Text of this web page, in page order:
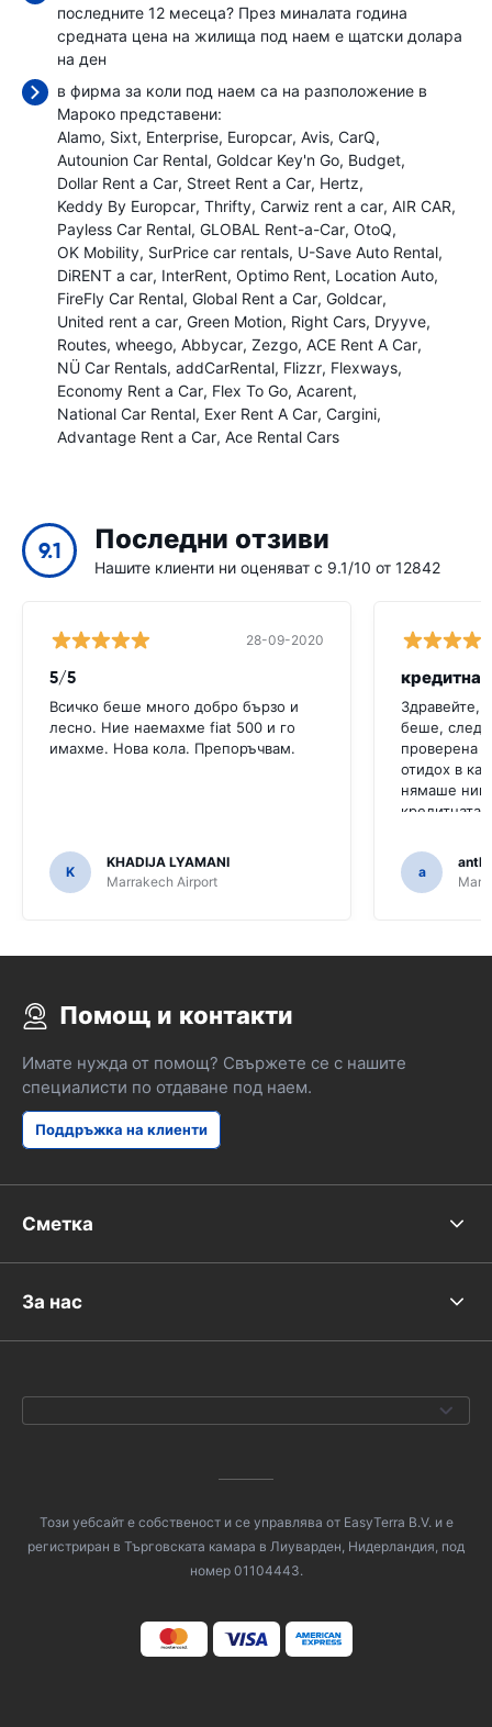
последните 12 месеца? През миналата година
средната цена на жилища под наем е щатски долара
на ден
в фирма за коли под наем са на разположение в
Мароко представени:
Alamo Sixt Enterprise Europcar Avis CarQ
Autounion Car Rental Goldcar Key'n Go Budget
Dollar Rent a Car Street Rent a Car Hertz
Keddy By Europcar Thrifty Carwiz rent a car AIR CAR
Payless Car Rental GLOBAL Rent-a-Car OtoQ
OK Mobility SurPrice car rentals U-Save Auto Rental
DiRENT a car InterRent Optimo Rent Location Auto
FireFly Car Rental Global Rent a Car Goldcar
United rent a car Green Motion Right Cars Dryyve
Routes wheego Abbycar Zezgo ACE Rent A Car
NÜ Car Rentals addCarRental Flizzr Flexways
Economy Rent a Car Flex To Go Acarent
National Car Rental Exer Rent A Car Cargini
Advantage Rent a Car Ace Rental Cars
9.1 Последни отзиви
Нашите клиенти ни оценяват с 9.1/10 от 12842
28-09-2020
5/5
Всичко беше много добро бързо и
лесно. Ние наемахме fiat 500 и го
имахме. Нова кола. Препоръчвам.
K
KHADIJA LYAMANI
Marrakech Airport
кредитна
Здравейте,
беше, след
проверена
отидох в
нямаше
кредитната
не се
a
Помощ и контакти
Имате нужда от помощ? Свържете се с нашите
специалисти по отдаване под наем.
Поддръжка на клиенти
Сметка
За нас
Този уебсайт е собственост и се управлява от EasyTerra B.V. и е
регистриран в Търговската камара в Лиуварден, Нидерландия, под
номер 01104443.